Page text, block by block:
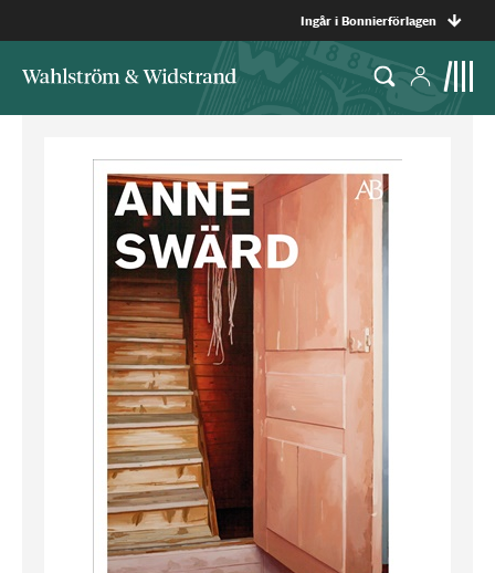
Ingår i Bonnierförlagen